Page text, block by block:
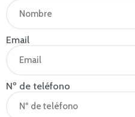
Email
Nº de teléfono